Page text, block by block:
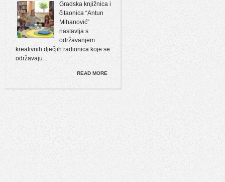
Gradska knjižnica i
čitaonica “Antun
Mihanović”
nastavlja s
održavanjem
kreativnih dječjih radionica koje se
održavaju...
READ MORE